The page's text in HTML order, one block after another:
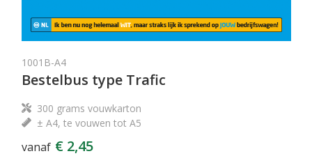
1001B-A4
Bestelbus type Trafic
300 grams vouwkarton
± A4, te vouwen tot A5
vanaf € 2,45